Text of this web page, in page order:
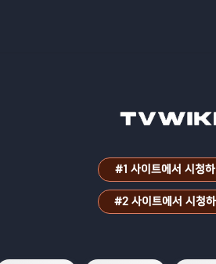
#1 사이트에서 시청하
#2 사이트에서 시청하